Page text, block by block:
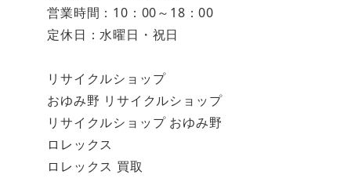
営業時間：10：00～18：00
定休日：水曜日・祝日
リサイクルショップ
おゆみ野 リサイクルショップ
リサイクルショップ おゆみ野
ロレックス
ロレックス 買取